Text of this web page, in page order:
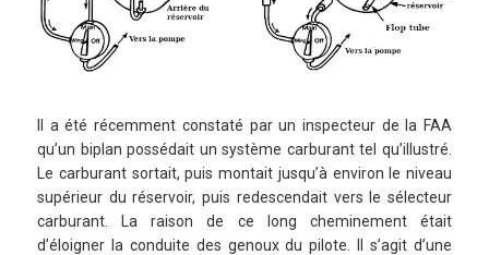
Il a été récemment constaté par un inspecteur de la FAA
qu’un biplan possédait un système carburant tel qu’illustré.
Le carburant sortait, puis montait jusqu’à environ le niveau
supérieur du réservoir, puis redescendait vers le sélecteur
carburant. La raison de ce long cheminement était
d’éloigner la conduite des genoux du pilote. Il s’agit d’une